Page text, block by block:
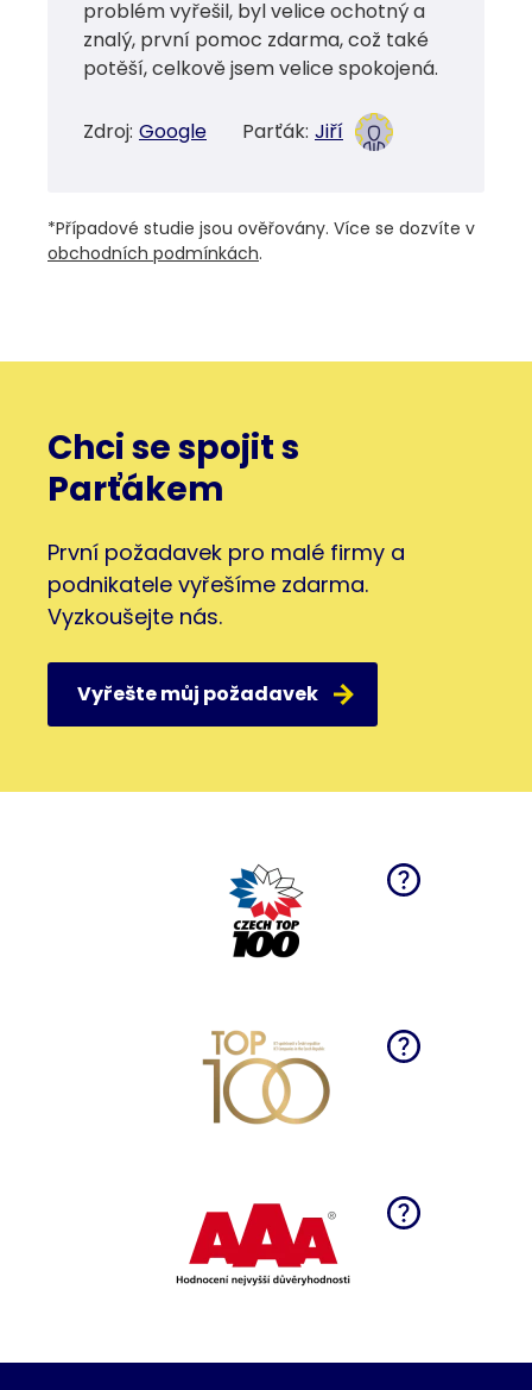
problém vyřešil, byl velice ochotný a
znalý, první pomoc zdarma, což také
potěší, celkově jsem velice spokojená.
Zdroj: Google Parťák: Jiří
*Případové studie jsou ověřovány. Více se dozvíte v
obchodních podmínkách.
Chci se spojit s
Parťákem
První požadavek pro malé firmy a
podnikatele vyřešíme zdarma.
Vyzkoušejte nás.
Vyřešte můj požadavek